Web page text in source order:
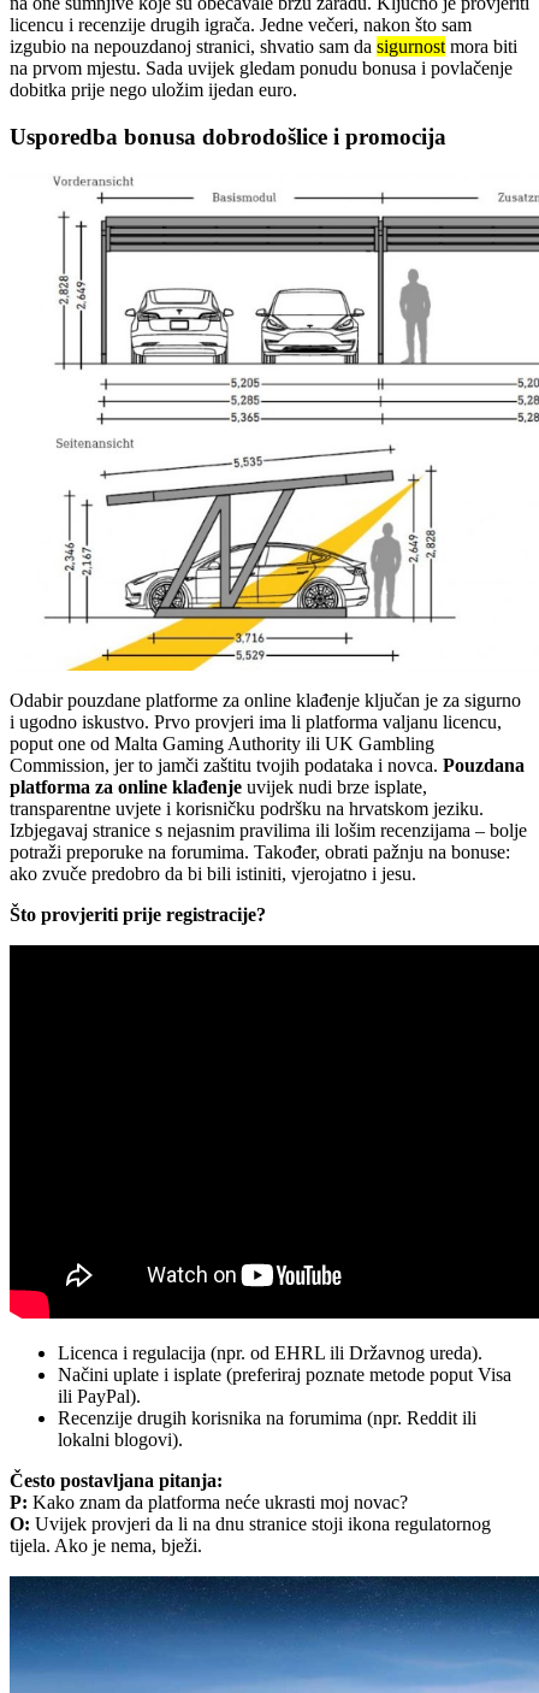
licencu i recenzije drugih igrača. Jedne večeri, nakon što sam
izgubio na nepouzdanoj stranici, shvatio sam da sigurnost mora biti
na prvom mjestu. Sada uvijek gledam ponudu bonusa i povlačenje
dobitka prije nego uložim ijedan euro.
Usporedba bonusa dobrodošlice i promocija
Odabir pouzdane platforme za online klađenje ključan je za sigurno
i ugodno iskustvo. Prvo provjeri ima li platforma valjanu licencu,
poput one od Malta Gaming Authority ili UK Gambling
Commission, jer to jamči zaštitu tvojih podataka i novca. Pouzdana
platforma za online klađenje uvijek nudi brze isplate,
transparentne uvjete i korisničku podršku na hrvatskom jeziku.
Izbjegavaj stranice s nejasnim pravilima ili lošim recenzijama – bolje
potraži preporuke na forumima. Također, obrati pažnju na bonuse:
ako zvuče predobro da bi bili istiniti, vjerojatno i jesu.
Što provjeriti prije registracije?
Licenca i regulacija (npr. od EHRL ili Državnog ureda).
Načini uplate i isplate (preferiraj poznate metode poput Visa
ili PayPal).
Recenzije drugih korisnika na forumima (npr. Reddit ili
lokalni blogovi).
Često postavljana pitanja:
P: Kako znam da platforma neće ukrasti moj novac?
O: Uvijek provjeri da li na dnu stranice stoji ikona regulatornog
tijela. Ako je nema, bježi.